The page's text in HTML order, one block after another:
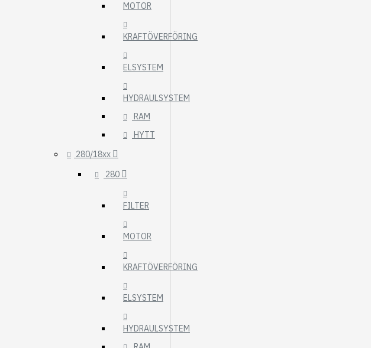
MOTOR
KRAFTÖVERFÖRING
ELSYSTEM
HYDRAULSYSTEM
RAM
HYTT
280/18xx
280
FILTER
MOTOR
KRAFTÖVERFÖRING
ELSYSTEM
HYDRAULSYSTEM